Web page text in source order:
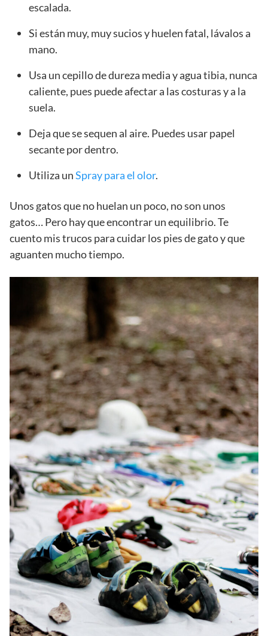
escalada.
Si están muy, muy sucios y huelen fatal, lávalos a
mano.
Usa un cepillo de dureza media y agua tibia, nunca
caliente, pues puede afectar a las costuras y a la
suela.
Deja que se sequen al aire. Puedes usar papel
secante por dentro.
Utiliza unSpray para el olor.
Unos gatos que no huelan un poco, no son unos
gatos… Pero hay que encontrar un equilibrio. Te
cuento mis trucos para cuidar los pies de gato y que
aguanten mucho tiempo.